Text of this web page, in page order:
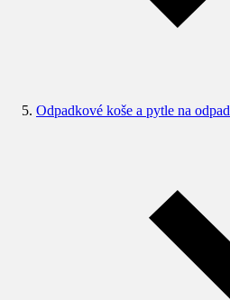
Odpadkové koše a pytle na odpad